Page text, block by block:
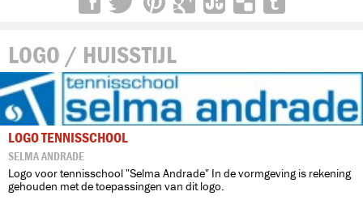
LOGO / HUISSTIJL
LOGO TENNISSCHOOL
SELMA ANDRADE
Logo voor tennisschool "Selma Andrade" In de vormgeving is rekening
gehouden met de toepassingen van dit logo.